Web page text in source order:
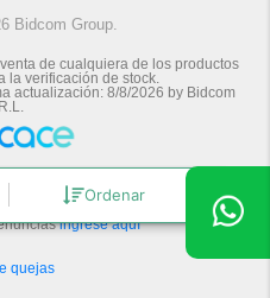
Ordenar
Bidcom Group.
de cualquiera de los productos
la verificación de stock.
actualización: 8/8/2026 by Bidcom
Consumidores
ingrese aquí
quejas